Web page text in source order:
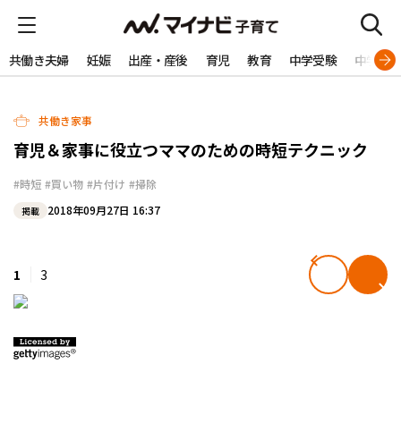
共働き夫婦 妊娠 出産・産後 育児 教育 中学受験 中学生
共働き家事
育児＆家事に役立つママのための時短テクニック
#時短 #買い物 #片付け #掃除
掲載 2018年09月27日 16:37
1 3